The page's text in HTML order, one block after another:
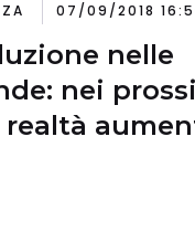
07/09/2018
nelle
nei